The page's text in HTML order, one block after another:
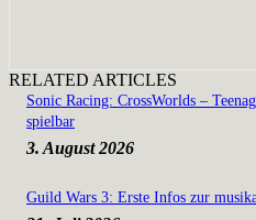
RELATED ARTICLES
Sonic Racing: CrossWorlds –
spielbar
3. August 2026
Guild Wars 3: Erste Infos zur